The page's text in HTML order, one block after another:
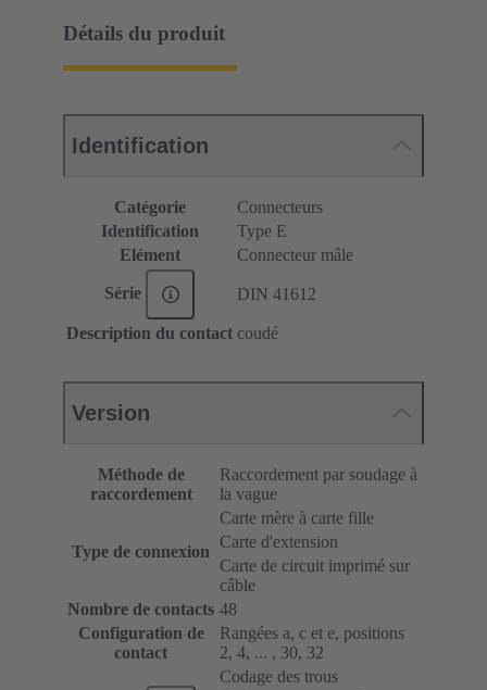
Détails du produit
Identification
Catégorie
Connecteurs
Identification
Type E
Elément
Connecteur mâle
Série DIN 41612
Description du contact coudé
Version
Méthode de
raccordement
Raccordement par soudage à
la vague
Type de connexion
Carte mère à carte fille
Carte d'extension
Carte de circuit imprimé sur
câble
Nombre de contacts 48
Configuration de
contact
Rangées a, c et e, positions
2, 4, ... , 30, 32
Codage des trous